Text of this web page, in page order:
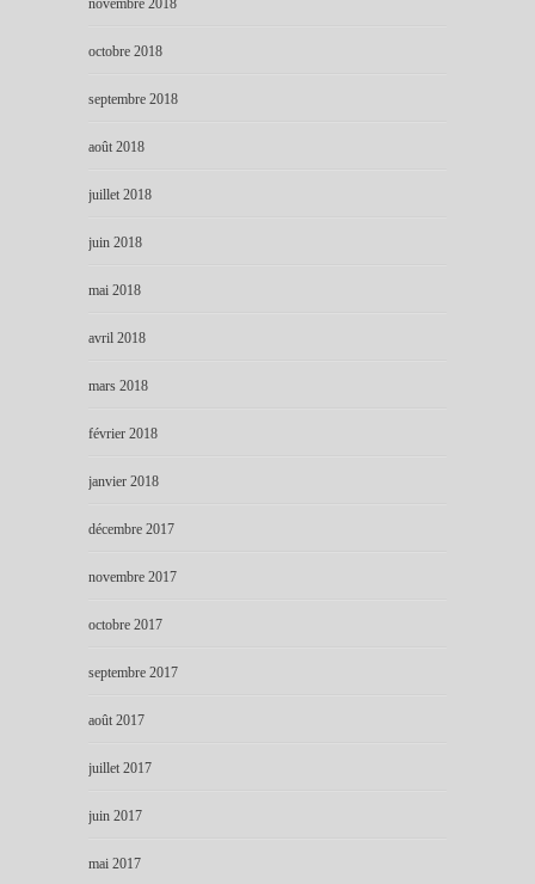
novembre 2018
octobre 2018
septembre 2018
août 2018
juillet 2018
juin 2018
mai 2018
avril 2018
mars 2018
février 2018
janvier 2018
décembre 2017
novembre 2017
octobre 2017
septembre 2017
août 2017
juillet 2017
juin 2017
mai 2017